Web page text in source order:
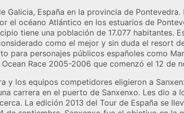
Galicia, España en la provincia de
el océano Atlántico en los estuarios de
tiene una población de 17.077 habitantes.
como el mejor y sin duda el resort
para personajes públicos españoles como
Race 2005-2006 que comenzó el 12 de
y los equipos competidores eligieron a
carrera en el puerto de Sanxenxo. Les dio a
La edición 2013 del Tour de España se